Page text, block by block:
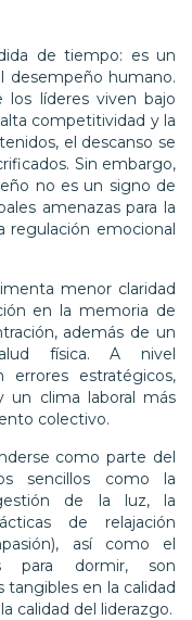
de tiempo: es un
desempeño humano.
los líderes viven bajo
competitividad y la
el descanso se
Sin embargo,
no es un signo de
amenazas para la
regulación emocional
menor claridad
en la memoria de
además de un
física. A nivel
errores estratégicos,
un clima laboral más
colectivo.
como parte del
sencillos como la
de la luz, la
de relajación
así como el
para dormir, son
en la calidad
calidad del liderazgo.